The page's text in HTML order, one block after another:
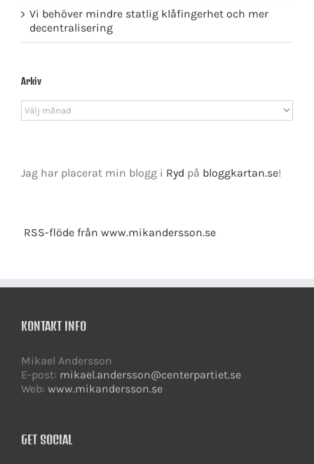
Vi behöver mindre statlig klåfingerhet och mer
decentralisering
Arkiv
Arkiv
Jag har placerat min blogg i Ryd på bloggkartan.se!
RSS-flöde från www.mikandersson.se
KONTAKT INFO
Mikael Andersson
E-post: mikael.andersson@centerpartiet.se
Web: www.mikandersson.se
GET SOCIAL